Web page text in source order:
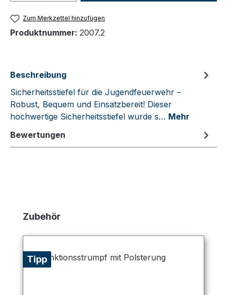
Zum Merkzettel hinzufügen
Produktnummer: 2007.2
Beschreibung
Sicherheitsstiefel für die Jugendfeuerwehr –
Robust, Bequem und Einsatzbereit! Dieser
hochwertige Sicherheitsstiefel wurde s… Mehr
Bewertungen
Produktgalerie überspringen
Zubehör
Tipp